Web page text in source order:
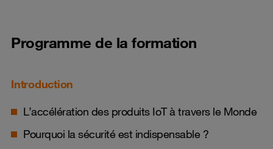
Programme de la formation
Introduction
L’accélération des produits IoT à travers le Monde
Pourquoi la sécurité est indispensable ?